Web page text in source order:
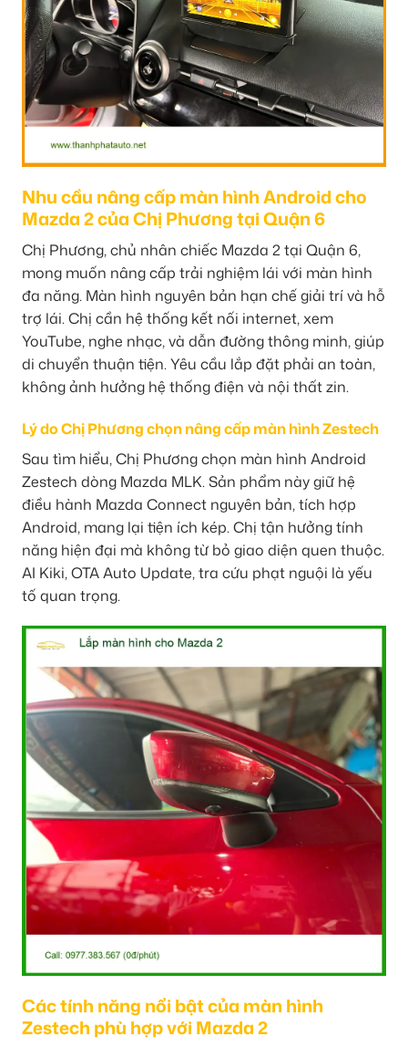
Nhu cầu nâng cấp màn hình Android cho
Mazda 2 của Chị Phương tại Quận 6
Chị Phương, chủ nhân chiếc Mazda 2 tại Quận 6,
mong muốn nâng cấp trải nghiệm lái với màn hình
đa năng. Màn hình nguyên bản hạn chế giải trí và hỗ
trợ lái. Chị cần hệ thống kết nối internet, xem
YouTube, nghe nhạc, và dẫn đường thông minh, giúp
di chuyển thuận tiện. Yêu cầu lắp đặt phải an toàn,
không ảnh hưởng hệ thống điện và nội thất zin.
Lý do Chị Phương chọn nâng cấp màn hình Zestech
Sau tìm hiểu, Chị Phương chọn màn hình Android
Zestech dòng Mazda MLK. Sản phẩm này giữ hệ
điều hành Mazda Connect nguyên bản, tích hợp
Android, mang lại tiện ích kép. Chị tận hưởng tính
năng hiện đại mà không từ bỏ giao diện quen thuộc.
AI Kiki, OTA Auto Update, tra cứu phạt nguội là yếu
tố quan trọng.
Các tính năng nổi bật của màn hình
Zestech phù hợp với Mazda 2